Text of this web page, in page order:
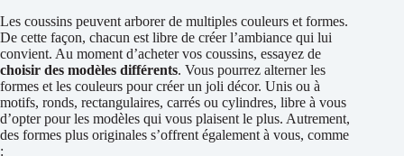
Les coussins peuvent arborer de multiples couleurs et formes.
De cette façon, chacun est libre de créer l’ambiance qui lui
convient. Au moment d’acheter vos coussins, essayez de
choisir des modèles différents. Vous pourrez alterner les
formes et les couleurs pour créer un joli décor. Unis ou à
motifs, ronds, rectangulaires, carrés ou cylindres, libre à vous
d’opter pour les modèles qui vous plaisent le plus. Autrement,
des formes plus originales s’offrent également à vous, comme
: